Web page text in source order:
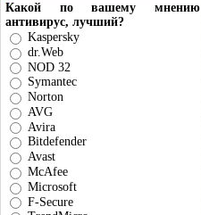
Какой по вашему мнению
антивирус, лучший?
Kaspersky
dr.Web
NOD 32
Symantec
Norton
AVG
Avira
Bitdefender
Avast
McAfee
Microsoft
F-Secure